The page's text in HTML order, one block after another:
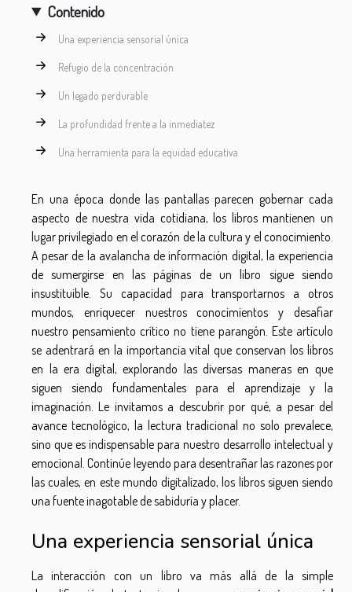
Contenido
Una experiencia sensorial única
Refugio de la concentración
Un legado perdurable
La profundidad frente a la inmediatez
Una herramienta para la equidad educativa
En una época donde las pantallas parecen gobernar cada
aspecto de nuestra vida cotidiana, los libros mantienen un
lugar privilegiado en el corazón de la cultura y el conocimiento.
A pesar de la avalancha de información digital, la experiencia
de sumergirse en las páginas de un libro sigue siendo
insustituible. Su capacidad para transportarnos a otros
mundos, enriquecer nuestros conocimientos y desafiar
nuestro pensamiento crítico no tiene parangón. Este artículo
se adentrará en la importancia vital que conservan los libros
en la era digital, explorando las diversas maneras en que
siguen siendo fundamentales para el aprendizaje y la
imaginación. Le invitamos a descubrir por qué, a pesar del
avance tecnológico, la lectura tradicional no solo prevalece,
sino que es indispensable para nuestro desarrollo intelectual y
emocional. Continúe leyendo para desentrañar las razones por
las cuales, en este mundo digitalizado, los libros siguen siendo
una fuente inagotable de sabiduría y placer.
Una experiencia sensorial única
La interacción con un libro va más allá de la simple